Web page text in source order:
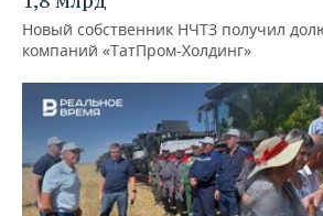
Новый собственник НЧТЗ получил
компаний «ТатПром-Холдинг»